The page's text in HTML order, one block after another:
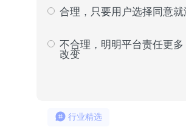
合理，只要用户选择同意就
不合理，明明平台责任更
改变
行业精选